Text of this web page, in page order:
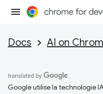
Docs AI on
Google utilise la technologie